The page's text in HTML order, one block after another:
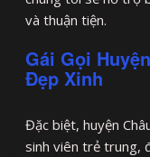
và thuận tiện.
Gái Gọi
Đẹp Xinh
Đặc biệt, huyện
sinh viên trẻ trung,